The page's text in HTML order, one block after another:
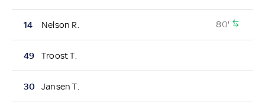
14 Nelson R. 80'
49 Troost T.
30 Jansen T.